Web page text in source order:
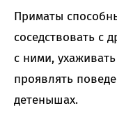
Приматы
соседствовать с
с ними,
проявлять
детенышах.